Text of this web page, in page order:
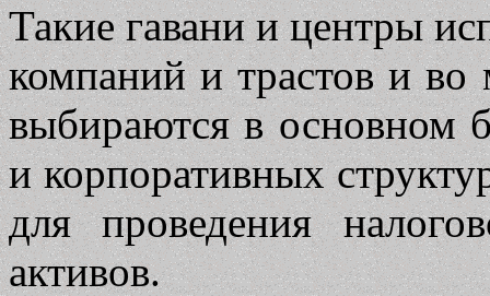
Такие гавани и центры
компаний и трастов и во
выбираются в основном
и корпоративных
для проведения
активов.